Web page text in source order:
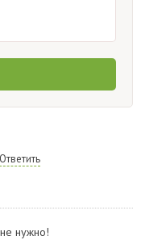
Ответить
нужно!